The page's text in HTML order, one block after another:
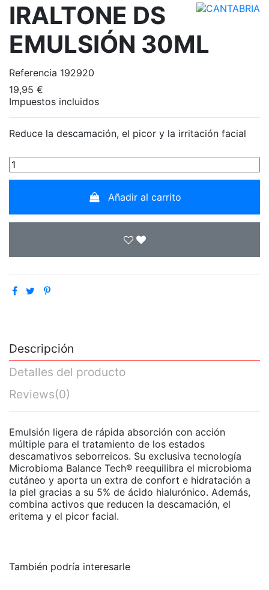
IRALTONE DS
EMULSIÓN 30ML
Referencia 192920
19,95 €
Impuestos incluidos
Reduce la descamación, el picor y la irritación facial
Añadir al carrito
Descripción
Detalles del producto
Reviews(0)
Emulsión ligera de rápida absorción con acción
múltiple para el tratamiento de los estados
descamativos seborreicos. Su exclusiva tecnología
Microbioma Balance Tech® reequilibra el microbioma
cutáneo y aporta un extra de confort e hidratación a
la piel gracias a su 5% de ácido hialurónico. Además,
combina activos que reducen la descamación, el
eritema y el picor facial.
También podría interesarle